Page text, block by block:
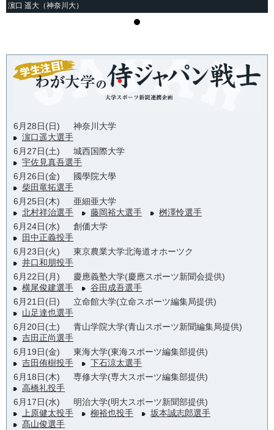
濵口 遥大（神奈川大）
6月28日(日)
神奈川大学
濵口遥大選手
6月27日(土)
城西国際大学
宇佐見真吾選手
6月26日(金)
國學院大學
柴田竜拓選手
6月25日(木)
亜細亜大学
北村祥治選手
藤岡裕大選手
桝澤怜選手
6月24日(水)
創価大学
田中正義投手
6月23日(火)
東京農業大学北海道オホーツク
井口和朋投手
6月22日(月)
慶應義塾大学(慶應スポーツ新聞会提供)
横尾俊建選手
谷田成吾選手
6月21日(日)
立命館大学(立命スポーツ編集局提供)
山足達也選手
6月20日(土)
青山学院大学(青山スポーツ新聞編集局提供)
吉田正尚選手
6月19日(金)
東海大学(東海スポーツ編集部提供)
吉田侑樹投手
下石涼太選手
6月18日(木)
専修大学(専大スポーツ編集部提供)
高橋礼投手
6月17日(水)
明治大学(明大スポーツ新聞部提供)
上原健太投手
柳裕也投手
坂本誠志郎選手
髙山俊選手